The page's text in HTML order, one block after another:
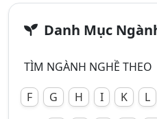
Danh Mục
TÌM NGÀNH NGHỀ THEO
F
G H I K L